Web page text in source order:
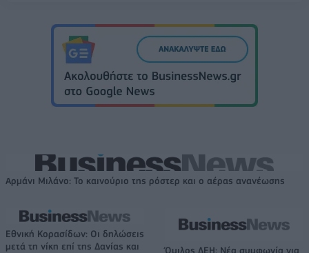
Αρμάνι Μιλάνο: Το καινούριο της ρόστερ και ο αέρας ανανέωσης
Εθνική Κορασίδων: Οι δηλώσεις
μετά τη νίκη επί της Δανίας και
Όμιλος ΔΕΗ: Νέα συμφωνία για